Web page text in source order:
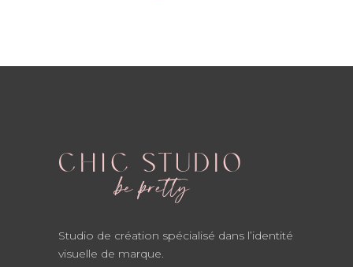
Studio de création spécialisé dans l’identité
visuelle de marque.